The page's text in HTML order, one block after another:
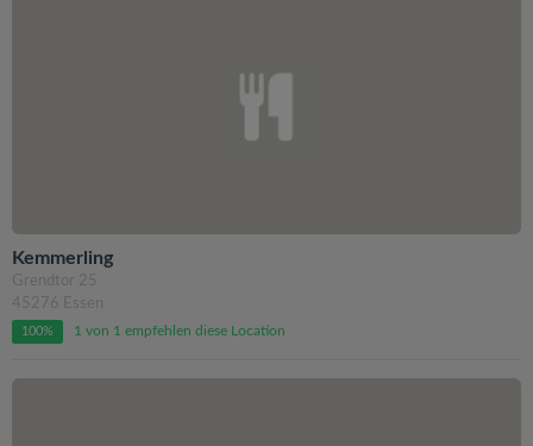
Kemmerling
Grendtor 25
45276 Essen
100% 1 von 1 empfehlen diese Location